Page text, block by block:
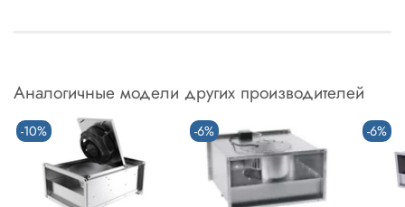
Аналогичные модели других производителей
-10% -6% -6%